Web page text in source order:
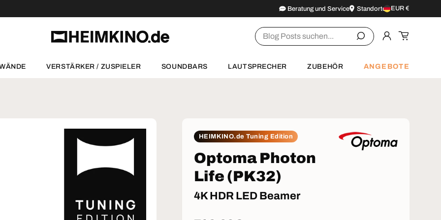
Beratung und Service StandorteLand/Region
EUR €
Suchen
Einloggen
VERSTÄRKER / ZUSPIELER SOUNDBARS LAUTSPRECHER ZUBEHÖR ANGEBOTE
HEIMKINO.de Tuning Edition
Optoma Photon
Life (PK32)
4K HDR LED Beamer